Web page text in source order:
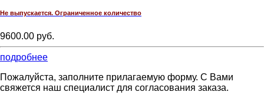
Не выпускается. Ограниченное количество
9600.00 руб.
подробнее
Пожалуйста, заполните прилагаемую форму. С Вами
свяжется наш специалист для согласования заказа.